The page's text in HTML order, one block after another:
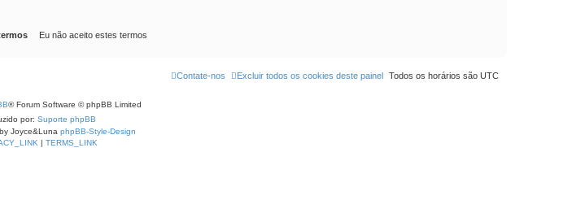
Todos os horários são UTC
Excluir todos os cookies deste painel
Contate-nos
® Forum Software © phpBB Limited
por: Suporte phpBB
Joyce&Luna phpBB-Style-Design
| TERMS_LINK